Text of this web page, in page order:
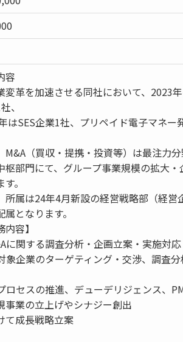
容
変革を加速させる同社において、2023
、
はSES企業1社、プリペイド電子マネー
M&A（買収・提携・投資等）は最注力
枢部門にて、グループ事業規模の拡大
。
所属は24年4月新設の経営戦略部（経営
属となります。
内容】
に関する調査分析・企画立案・実施対応
象企業のターゲティング・交渉、調査
ロセスの推進、デューデリジェンス、
業の立上げやシナジー創出
て成長戦略立案